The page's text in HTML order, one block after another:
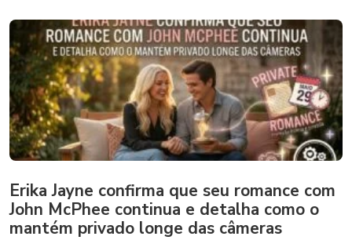
Erika Jayne confirma que seu romance com
John McPhee continua e detalha como o
mantém privado longe das câmeras